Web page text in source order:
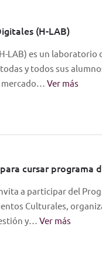
(H-LAB)
LAB) es un laboratorio
y todos sus
mercado… Ver más
cursar programa
a participar del
Culturales,
y… Ver más